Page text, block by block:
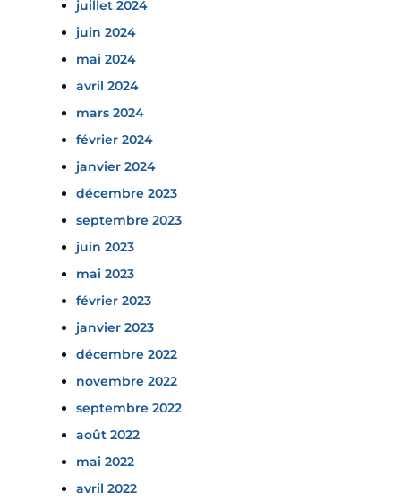
juillet 2024
juin 2024
mai 2024
avril 2024
mars 2024
février 2024
janvier 2024
décembre 2023
septembre 2023
juin 2023
mai 2023
février 2023
janvier 2023
décembre 2022
novembre 2022
septembre 2022
août 2022
mai 2022
avril 2022